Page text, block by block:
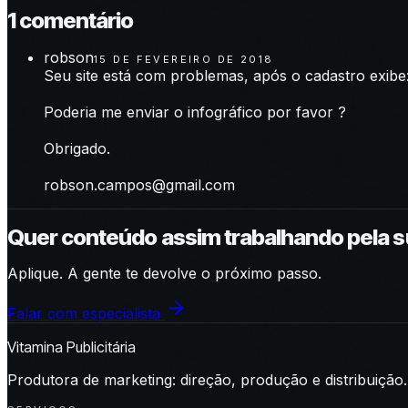
1comentário
robson15 DE FEVEREIRO DE 2018
Seu site está com problemas, após o cadastro
Poderia me enviar o infográfico por favor ?
Obrigado.
robson.campos@gmail.com
Quer conteúdo assim trabalhando pela
Aplique. A gente te devolve o próximo passo.
Falar com especialista
Vitamina Publicitária
Produtora de marketing: direção, produção e distribuição.